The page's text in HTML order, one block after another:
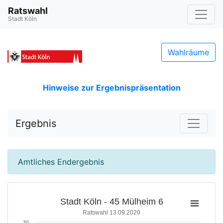
Ratswahl
Stadt Köln
Wahlräume
Hinweise zur Ergebnispräsentation
Ergebnis
Amtliches Endergebnis
Stadt Köln - 45 Mülheim 6
Ratswahl 13.09.2020